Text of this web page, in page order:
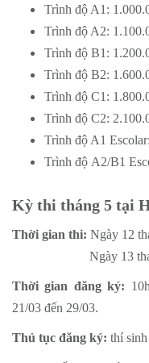
Trình độ A1:
Trình độ A2:
Trình độ B1:
Trình độ B2:
Trình độ C1:
Trình độ C2:
Trình độ A1
Trình độ A2/B1
Kỳ thi tháng 5 tại
Thời gian thi: Ngày 12
Ngày 13 tháng
Thời gian đăng ký:
21/03 đến 29/03.
Thủ tục đăng ký: thí